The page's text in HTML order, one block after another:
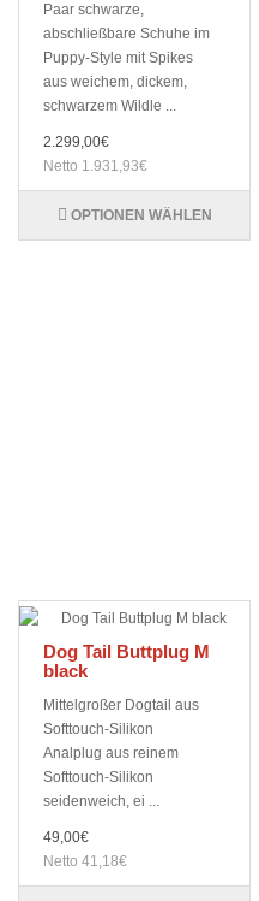
Paar schwarze,
abschließbare Schuhe im
Puppy-Style mit Spikes
aus weichem, dickem,
schwarzem Wildle ...
2.299,00€
Netto 1.931,93€
OPTIONEN WÄHLEN
Dog Tail Buttplug M
black
Mittelgroßer Dogtail aus
Softtouch-Silikon
Analplug aus reinem
Softtouch-Silikon
seidenweich, ei ...
49,00€
Netto 41,18€